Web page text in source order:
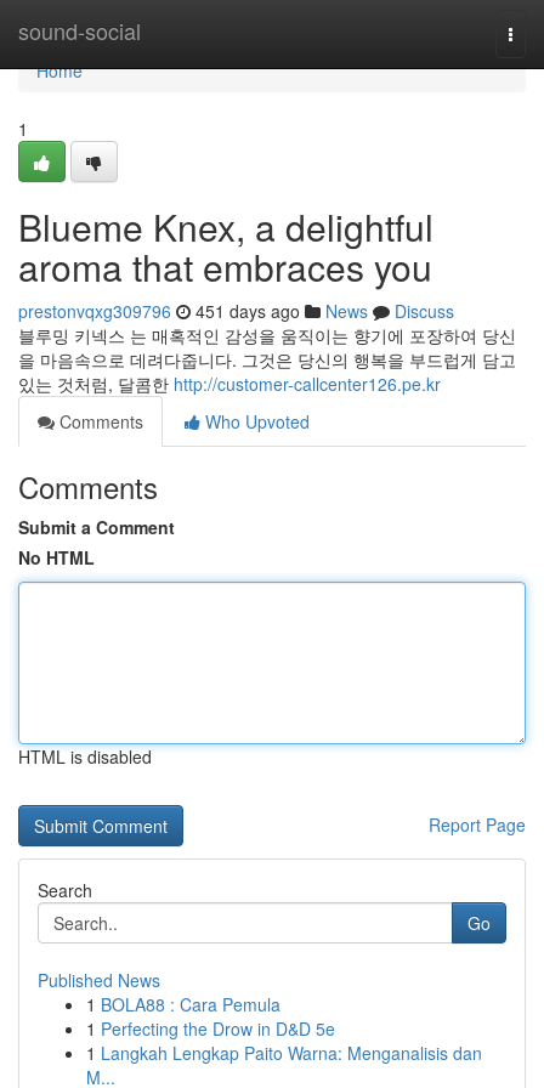
sound-social
Home
Home
1
Blueme Knex, a delightful
aroma that embraces you
prestonvqxg309796 451 days ago News
Discuss
블루밍 키넥스 는 매혹적인 감성을 움직이는 향기에 포장하여 당신
을 마음속으로 데려다줍니다. 그것은 당신의 행복을 부드럽게 담고
있는 것처럼, 달콤한 http://customer-callcenter126.pe.kr
Comments
Who Upvoted
Comments
Submit a Comment
No HTML
HTML is disabled
Report Page
Search
Go
Published News
1 BOLA88 : Cara Pemula
1 Perfecting the Drow in D&D 5e
1 Langkah Lengkap Paito Warna: Menganalisis dan
M...